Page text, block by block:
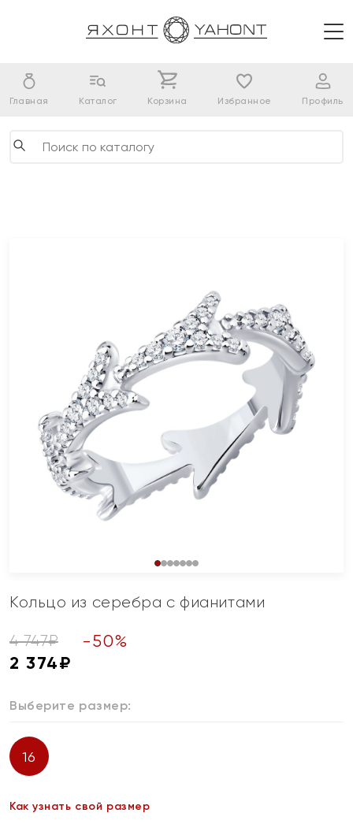
Главная Каталог Корзина Избранное Профиль
Кольцо из серебра с фианитами
4 747₽ -50%
2 374₽
Выберите размер:
16
Как узнать свой размер